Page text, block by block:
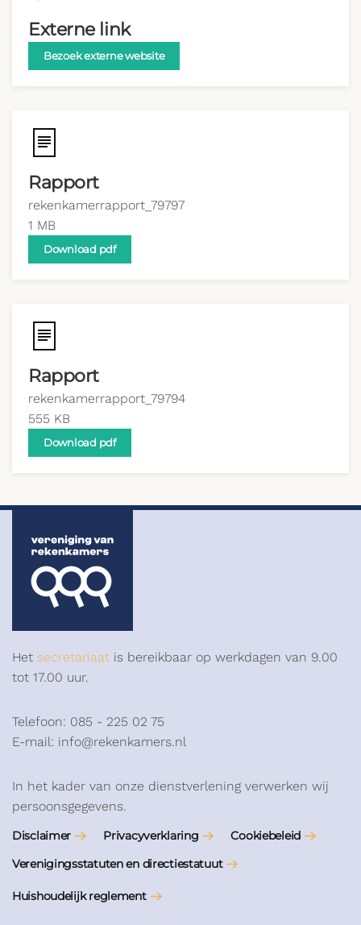
Externe link
Bezoek externe website
Rapport
rekenkamerrapport_79797
1 MB
Download pdf
Rapport
rekenkamerrapport_79794
555 KB
Download pdf
Het secretariaat is bereikbaar op werkdagen van 9.00
tot 17.00 uur.
Telefoon: 085 - 225 02 75
E-mail: info@rekenkamers.nl
In het kader van onze dienstverlening verwerken wij
persoonsgegevens.
Disclaimer Privacyverklaring
Cookiebeleid
Verenigingsstatuten en directiestatuut
Huishoudelijk reglement